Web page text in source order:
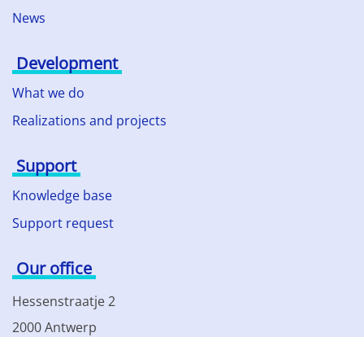
News
Development
What we do
Realizations and projects
Support
Knowledge base
Support request
Our office
Hessenstraatje 2
2000 Antwerp